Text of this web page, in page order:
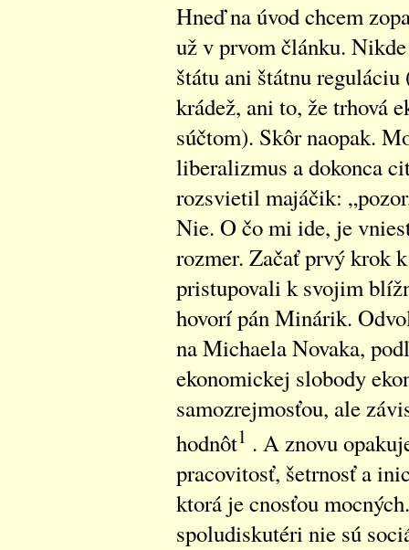
Hneď na úvod chcem
už v prvom článku.
štátu ani štátnu
krádež, ani to, že trhová
súčtom). Skôr naopak.
liberalizmus a dokonca
rozsvietil majáčik:
Nie. O čo mi ide, je
rozmer. Začať prvý krok
pristupovali k svojim
hovorí pán Minárik.
na Michaela Novaka,
ekonomickej slobody
samozrejmosťou, ale
hodnôt1 . A znovu
pracovitosť, šetrnosť a
ktorá je cnosťou
spoludiskutéri nie sú